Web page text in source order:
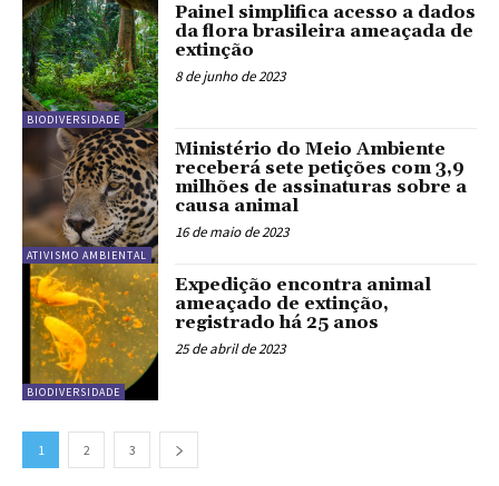
BIODIVERSIDADE
Painel simplifica acesso a dados
da flora brasileira ameaçada de
extinção
8 de junho de 2023
ATIVISMO AMBIENTAL
Ministério do Meio Ambiente
receberá sete petições com 3,9
milhões de assinaturas sobre a
causa animal
16 de maio de 2023
BIODIVERSIDADE
Expedição encontra animal
ameaçado de extinção,
registrado há 25 anos
25 de abril de 2023
1 2 3